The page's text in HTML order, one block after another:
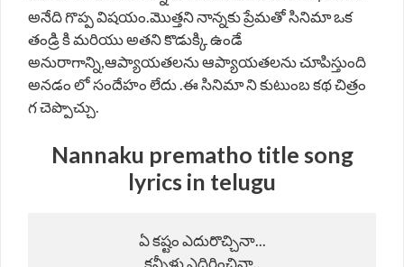
అనేది గొప్ప విషయం.మొత్తని నాన్నకు ప్రేమతో సినిమా ఒక
తండ్రి కి మరియు అతని కొడుక్కి ఉండే
అనురాగాన్ని,ఆప్యాయతలను ఆప్యాయతలను చూపిస్తుంది
అనడం లో సందేహం లేదు .ఈ సినిమా ని కుటుంబ కథ చిత్రం
గ చెప్పొచ్చు.
Nannaku prematho title song
lyrics in telugu
ఏ కష్టం ఎదురొచ్చినా...
కన్నీళ్లు ఎదిరించినా..